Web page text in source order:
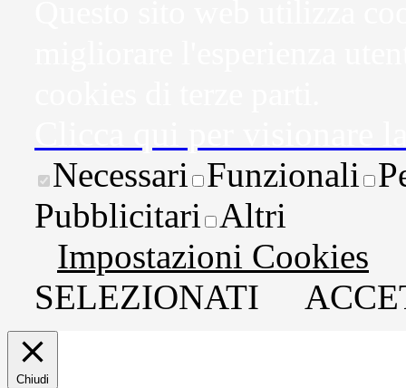
Necessari Funzionali
Pubblicitari Altri
Impostazioni Cookies
SELEZIONATI
Chiudi